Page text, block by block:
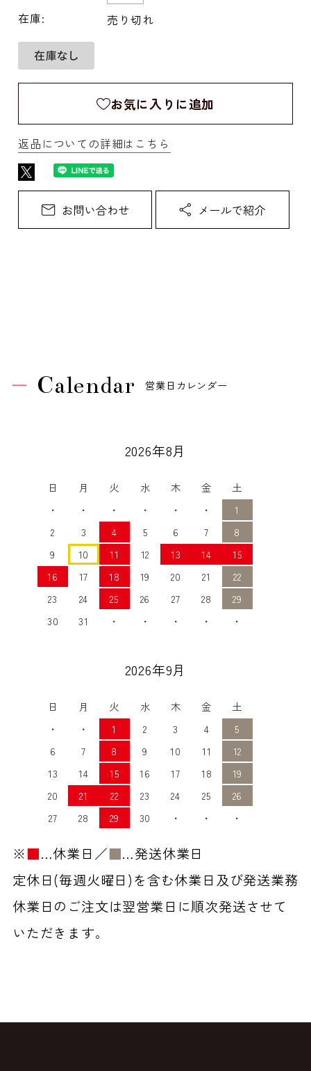
在庫:
売り切れ
お気に入りに追加
返品についての詳細はこちら
Calendar 営業日カレンダー
2026年8月
日 月 火 水 木 金
土
・
・ ・ ・ ・ ・
1
2
3 4 5 6 7
8
9
10 11 12 13 14
15
16
17 18 19 20 21
22
23
24 25 26 27 28
29
30
31 ・ ・ ・ ・ ・
2026年9月
日 月 火 水 木 金
土
・
・ 1 2 3 4
5
6
7 8 9 10 11
12
13
14 15 16 17 18
19
20
21 22 23 24 25
26
27
28 29 30 ・ ・ ・
※■…休業日／■…発送休業日
定休日(毎週火曜日)を含む休業日及び発送業務
休業日のご注文は翌営業日に順次発送させて
いただきます。